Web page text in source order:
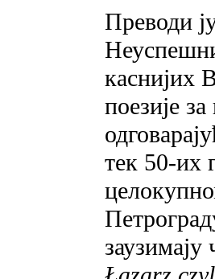
Преводи
каснијих
поезије
тек 50-их